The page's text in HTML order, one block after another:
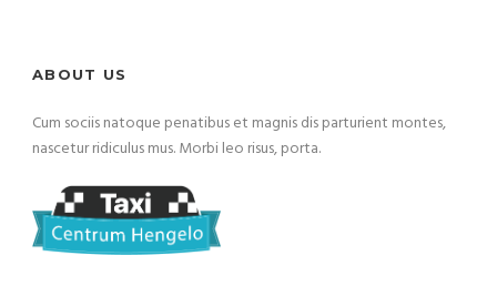
ABOUT US
Cum sociis natoque penatibus et magnis dis parturient montes,
nascetur ridiculus mus. Morbi leo risus, porta.